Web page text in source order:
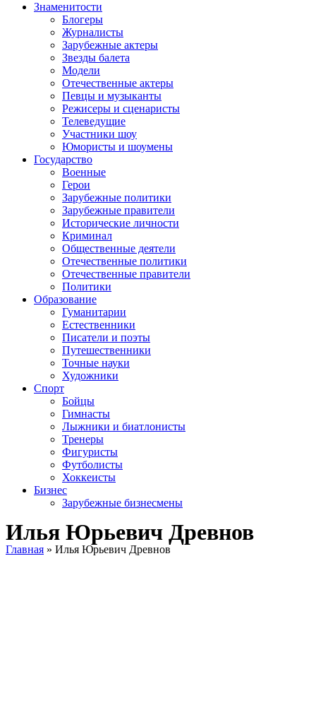
Знаменитости
Блогеры
Журналисты
Зарубежные актеры
Звезды балета
Модели
Отечественные актеры
Певцы и музыканты
Режисеры и сценаристы
Телеведущие
Участники шоу
Юмористы и шоумены
Государство
Военные
Герои
Зарубежные политики
Зарубежные правители
Исторические личности
Криминал
Общественные деятели
Отечественные политики
Отечественные правители
Политики
Образование
Гуманитарии
Естественники
Писатели и поэты
Путешественники
Точные науки
Художники
Спорт
Бойцы
Гимнасты
Лыжники и биатлонисты
Тренеры
Фигуристы
Футболисты
Хоккеисты
Бизнес
Зарубежные бизнесмены
Илья Юрьевич Древнов
Главная » Илья Юрьевич Древнов